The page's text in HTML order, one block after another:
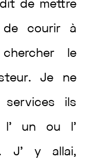
dit de mettre
de courir à
chercher le
.Je ne
services ils
l’ un ou l’
J’ y allai,